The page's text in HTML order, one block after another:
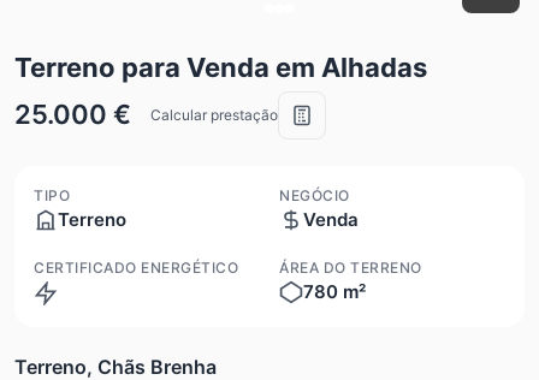
Terreno para Venda em Alhadas
25.000 €
Calcular prestação
TIPO
Terreno
NEGÓCIO
Venda
CERTIFICADO ENERGÉTICO
ÁREA DO TERRENO
780 m²
Terreno, Chãs Brenha